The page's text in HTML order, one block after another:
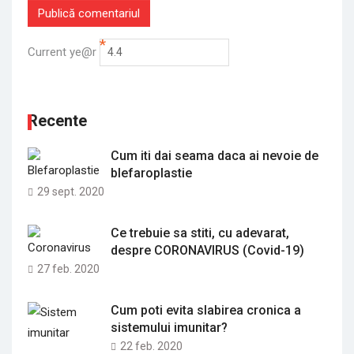
Current ye@r *
Recente
Cum iti dai seama daca ai nevoie de
blefaroplastie
29 sept. 2020
Ce trebuie sa stiti, cu adevarat,
despre CORONAVIRUS (Covid-19)
27 feb. 2020
Cum poti evita slabirea cronica a
sistemului imunitar?
22 feb. 2020